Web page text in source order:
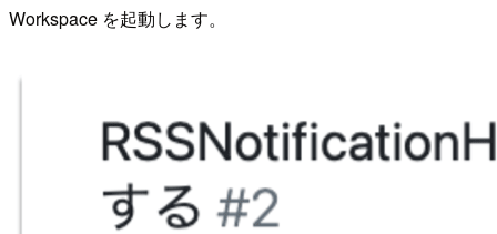
Workspace を起動します。